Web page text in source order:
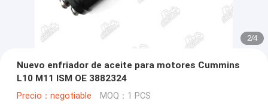
2/4
Nuevo enfriador de aceite para motores Cummins
L10 M11 ISM OE 3882324
Precio：negotiable MOQ：1 PCS